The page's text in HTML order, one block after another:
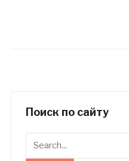
Поиск по сайту